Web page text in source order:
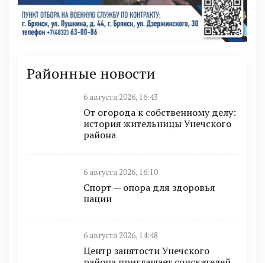
Районные новости
6 августа 2026, 16:43
От огорода к собственному делу:
история жительницы Унечского
района
6 августа 2026, 16:10
Спорт — опора для здоровья
нации
6 августа 2026, 14:48
Центр занятости Унечского